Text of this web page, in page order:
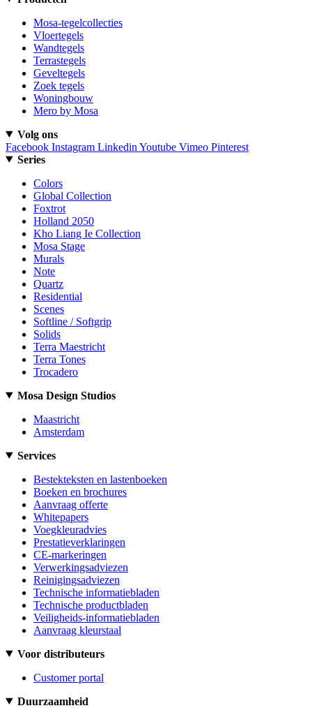
Mosa-tegelcollecties
Vloertegels
Wandtegels
Terrastegels
Geveltegels
Zoek tegels
Woningbouw
Mero by Mosa
Volg ons
Facebook Instagram Linkedin Youtube Vimeo Pinterest
Series
Colors
Global Collection
Foxtrot
Holland 2050
Kho Liang Ie Collection
Mosa Stage
Murals
Note
Quartz
Residential
Scenes
Softline / Softgrip
Solids
Terra Maestricht
Terra Tones
Trocadero
Mosa Design Studios
Maastricht
Amsterdam
Services
Bestekteksten en lastenboeken
Boeken en brochures
Aanvraag offerte
Whitepapers
Voegkleuradvies
Prestatieverklaringen
CE-markeringen
Verwerkingsadviezen
Reinigingsadviezen
Technische informatiebladen
Technische productbladen
Veiligheids-informatiebladen
Aanvraag kleurstaal
Voor distributeurs
Customer portal
Duurzaamheid